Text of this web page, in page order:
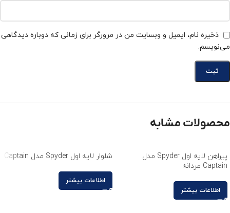
ذخیره نام، ایمیل و وبسایت من در مرورگر برای زمانی که دوباره دیدگاهی
می‌نویسم.
محصولات مشابه
پیراهن لایه اول Spyder مدل
Captain مردانه
اطلاعات بیشتر
شلوار لایه اول Spyder مدل Captain
اطلاعات بیشتر